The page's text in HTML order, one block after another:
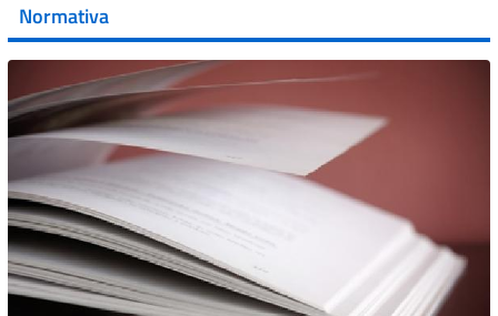
Normativa